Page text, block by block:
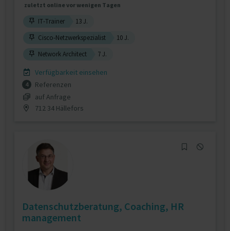
zuletzt online vor wenigen Tagen
IT-Trainer
13 J.
Cisco-Netzwerkspezialist
10 J.
Network Architect
7 J.
Verfügbarkeit einsehen
4
Referenzen
auf Anfrage
712 34 Hällefors
Datenschutzberatung, Coaching, HR
management